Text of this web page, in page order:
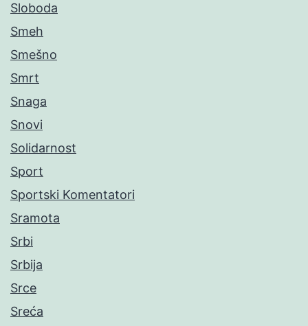
Sloboda
Smeh
Smešno
Smrt
Snaga
Snovi
Solidarnost
Sport
Sportski Komentatori
Sramota
Srbi
Srbija
Srce
Sreća